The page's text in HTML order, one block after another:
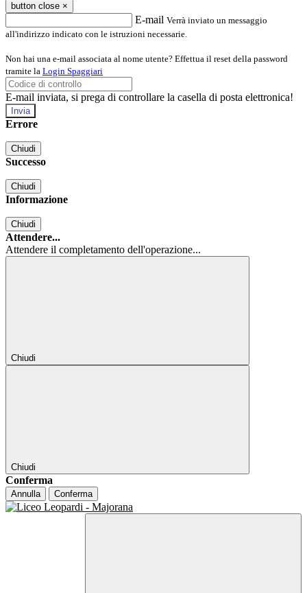
button close ×
E-mail Verrà inviato un messaggio
all'indirizzo indicato con le istruzioni necessarie.
Non hai una e-mail associata al nome utente? Effettua il reset della password
tramite la Login Spaggiari
E-mail inviata, si prega di controllare la casella di posta elettronica!
Errore
Chiudi
Successo
Chiudi
Informazione
Chiudi
Attendere...
Attendere il completamento dell'operazione...
Chiudi
Chiudi
Conferma
Annulla Conferma